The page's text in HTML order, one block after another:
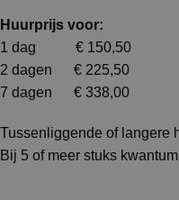
Huurprijs voor:
1 dag € 150,50
2 dagen € 225,50
7 dagen € 338,00
Tussenliggende of langere
Bij 5 of meer stuks